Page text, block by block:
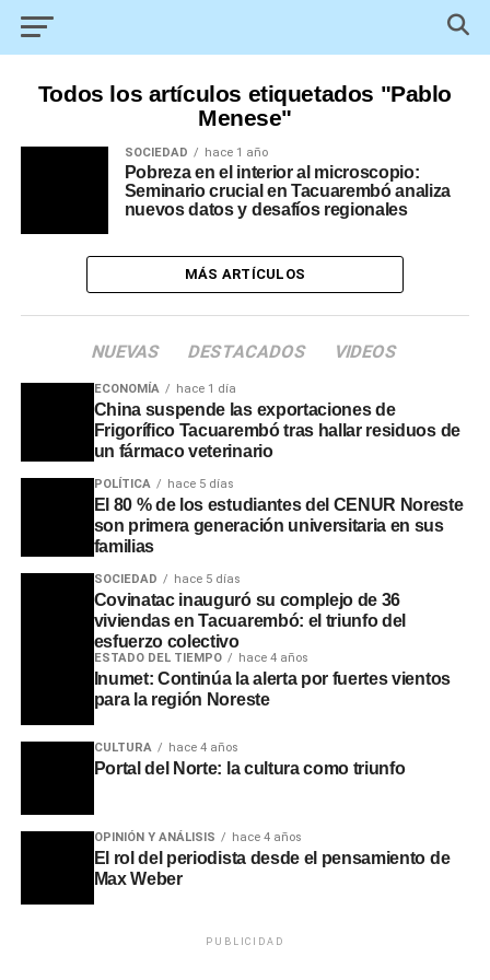
Todos los artículos etiquetados "Pablo
Menese"
SOCIEDAD hace 1 año
Pobreza en el interior al microscopio:
Seminario crucial en Tacuarembó analiza
nuevos datos y desafíos regionales
MÁS ARTÍCULOS
NUEVAS DESTACADOS VIDEOS
ECONOMÍA hace 1 día
China suspende las exportaciones de
Frigorífico Tacuarembó tras hallar residuos de
un fármaco veterinario
POLÍTICA hace 5 días
El 80 % de los estudiantes del CENUR Noreste
son primera generación universitaria en sus
familias
SOCIEDAD hace 5 días
Covinatac inauguró su complejo de 36
viviendas en Tacuarembó: el triunfo del
esfuerzo colectivo
ESTADO DEL TIEMPO hace 4 años
Inumet: Continúa la alerta por fuertes vientos
para la región Noreste
CULTURA hace 4 años
Portal del Norte: la cultura como triunfo
OPINIÓN Y ANÁLISIS hace 4 años
El rol del periodista desde el pensamiento de
Max Weber
PUBLICIDAD